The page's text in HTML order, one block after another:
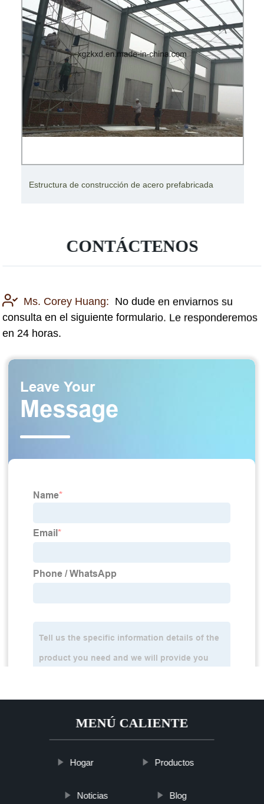
Estructura de construcción de acero prefabricada
CONTÁCTENOS
Ms. Corey Huang: No dude en enviarnos su
consulta en el siguiente formulario. Le responderemos
en 24 horas.
MENÚ CALIENTE
Hogar Productos
Noticias Blog